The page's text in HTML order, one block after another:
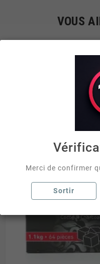
VOUS
Merci de confirmer
Sortir